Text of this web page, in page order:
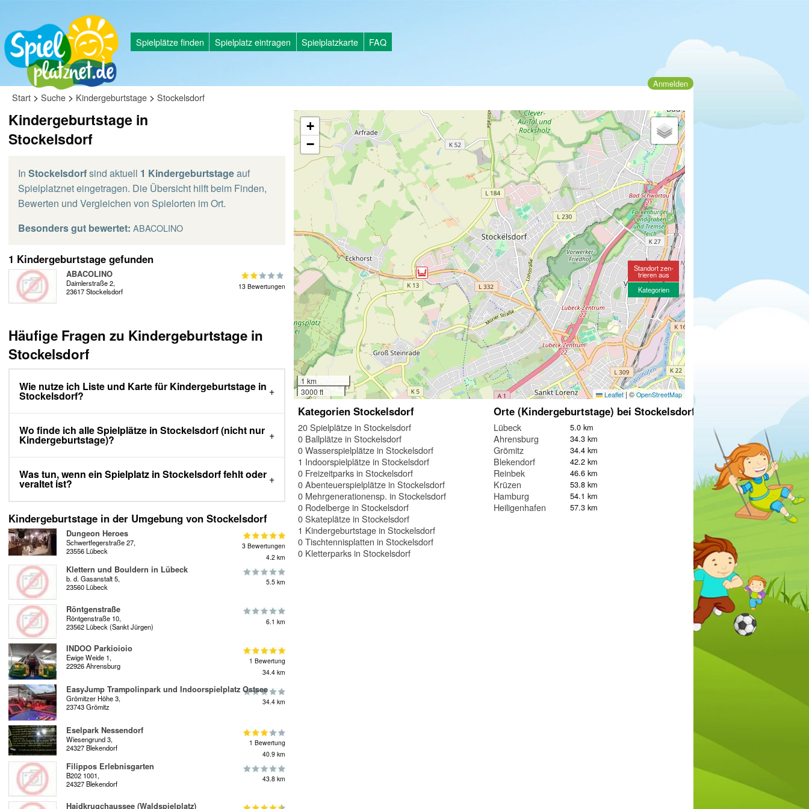
Spielplätze finden Spielplatz eintragen Spielplatzkarte FAQ
Anmelden
Start > Suche > Kindergeburtstage > Stockelsdorf
Kindergeburtstage in
Stockelsdorf
In Stockelsdorfsind aktuell 1 Kindergeburtstageauf
Spielplatznet eingetragen. Die Übersicht hilft beim Finden,
Bewerten und Vergleichen von Spielorten im Ort.
Besonders gut bewertet: ABACOLINO
1 Kindergeburtstage gefunden
ABACOLINO
Daimlerstraße 2,
23617 Stockelsdorf
13 Bewertungen
Häufige Fragen zu Kindergeburtstage in
Stockelsdorf
Wie nutze ich Liste und Karte für Kindergeburtstage in
Stockelsdorf?
Wo finde ich alle Spielplätze in Stockelsdorf (nicht nur
Kindergeburtstage)?
Was tun, wenn ein Spielplatz in Stockelsdorf fehlt oder
veraltet ist?
Kindergeburtstage in der Umgebung von Stockelsdorf
Dungeon Heroes
Schwertfegerstraße 27,
23556 Lübeck
3 Bewertungen
4.2 km
Klettern und Bouldern in Lübeck
b. d. Gasanstalt 5,
23560 Lübeck
5.5 km
Röntgenstraße
Röntgenstraße 10,
23562 Lübeck (Sankt Jürgen)
6.1 km
INDOO Parkioioio
Ewige Weide 1,
22926 Ahrensburg
1 Bewertung
34.4 km
EasyJump Trampolinpark und Indoorspielplatz Ostsee
Grömitzer Höhe 3,
23743 Grömitz
34.4 km
Eselpark Nessendorf
Wiesengrund 3,
24327 Blekendorf
1 Bewertung
40.9 km
Filippos Erlebnisgarten
B202 1001,
24327 Blekendorf
43.8 km
Haidkrugchaussee (Waldspielplatz)
+
−
1 km
3000 ft
Leaflet |© OpenStreetMap
Standort zen-
trieren aus
Kategorien
Kategorien Stockelsdorf
20 Spielplätze in Stockelsdorf
0 Ballplätze in Stockelsdorf
0 Wasserspielplätze in Stockelsdorf
1 Indoorspielplätze in Stockelsdorf
0 Freizeitparks in Stockelsdorf
0 Abenteuerspielplätze in Stockelsdorf
0 Mehrgenerationensp. in Stockelsdorf
0 Rodelberge in Stockelsdorf
0 Skateplätze in Stockelsdorf
1 Kindergeburtstage in Stockelsdorf
0 Tischtennisplatten in Stockelsdorf
0 Kletterparks in Stockelsdorf
Orte (Kindergeburtstage) bei Stockelsdorf
Lübeck 5.0 km
Ahrensburg 34.3 km
Grömitz 34.4 km
Blekendorf 42.2 km
Reinbek 46.6 km
Krüzen 53.8 km
Hamburg 54.1 km
Heiligenhafen 57.3 km